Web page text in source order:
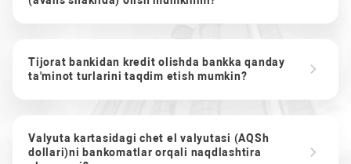
Tijorat bankidan kredit olishda bankka qanday
ta'minot turlarini taqdim etish mumkin?
Valyuta kartasidagi chet el valyutasi (AQSh
dollari)ni bankomatlar orqali naqdlashtira